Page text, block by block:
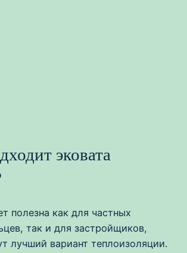
эковата
полезна как для частных
так и для застройщиков,
лучший вариант теплоизоляции.